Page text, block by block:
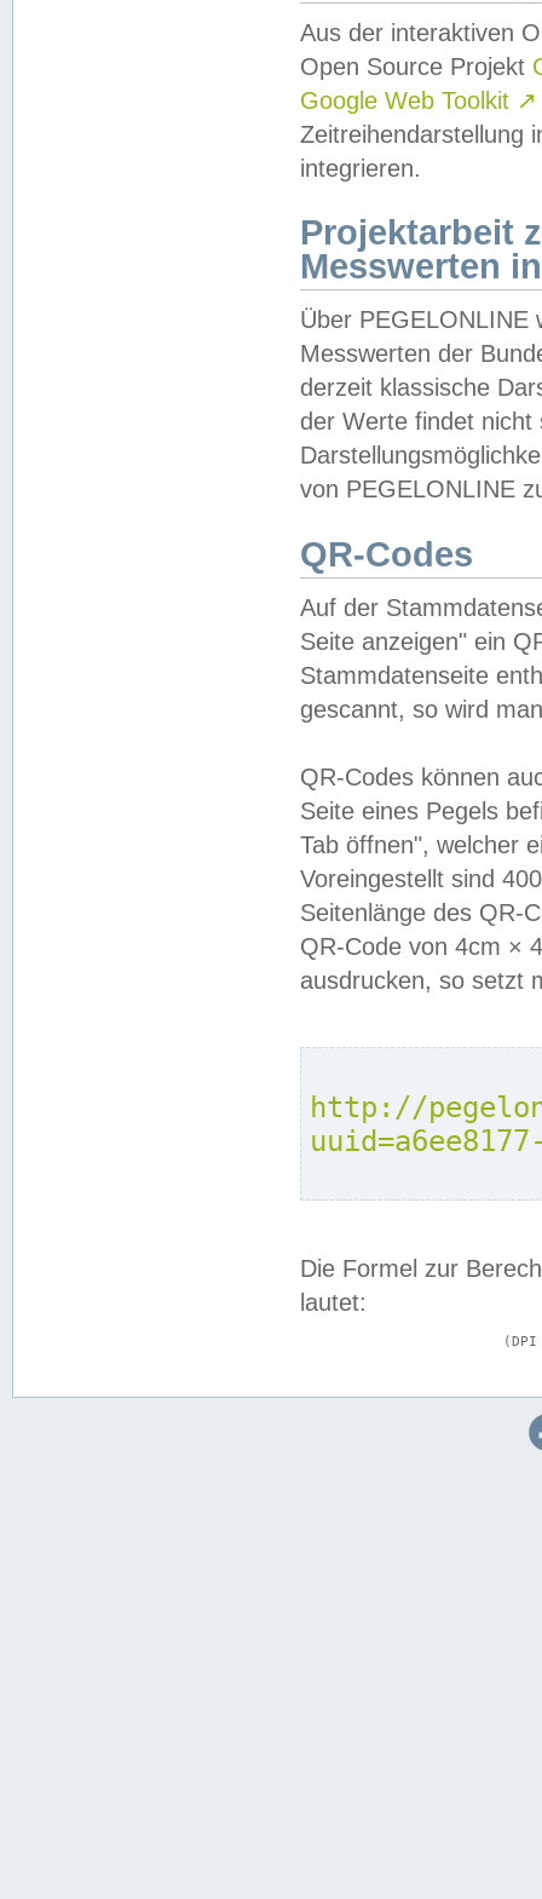
Aus der interaktiven
Open Source Projekt
Google Web Toolkit ↗
Zeitreihendarstellung
integrieren.
Projektarbeit
Messwerten
Über PEGELONLINE
Messwerten der
derzeit klassische
der Werte findet
von PEGELONLINE
QR-Codes
Auf der
Seite anzeigen" ein
Stammdatenseite
gescannt, so wird
QR-Codes können
Seite eines Pegels
Tab öffnen", welcher
Voreingestellt sind
Seitenlänge des QR-
QR-Code von 4cm ×
ausdrucken, so setzt
http://
Die Formel zur
lautet: